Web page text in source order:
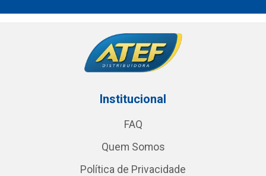
Institucional
FAQ
Quem Somos
Política de Privacidade